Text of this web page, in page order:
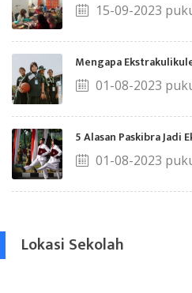
15-09-2023
Mengapa
01-08-2023
5 Alasan Paskibra Jadi
01-08-2023
Lokasi Sekolah